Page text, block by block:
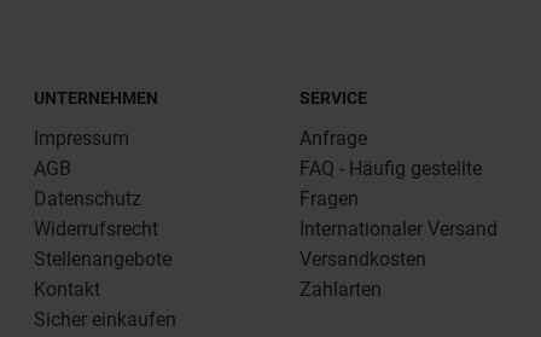
UNTERNEHMEN
Impressum
AGB
Datenschutz
Widerrufsrecht
Stellenangebote
Kontakt
Sicher einkaufen
SERVICE
Anfrage
FAQ - Häufig gestellte
Fragen
Internationaler Versand
Versandkosten
Zahlarten